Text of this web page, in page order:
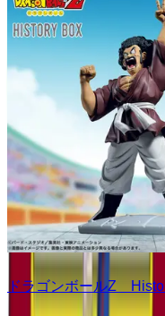
ドラゴンボールZ